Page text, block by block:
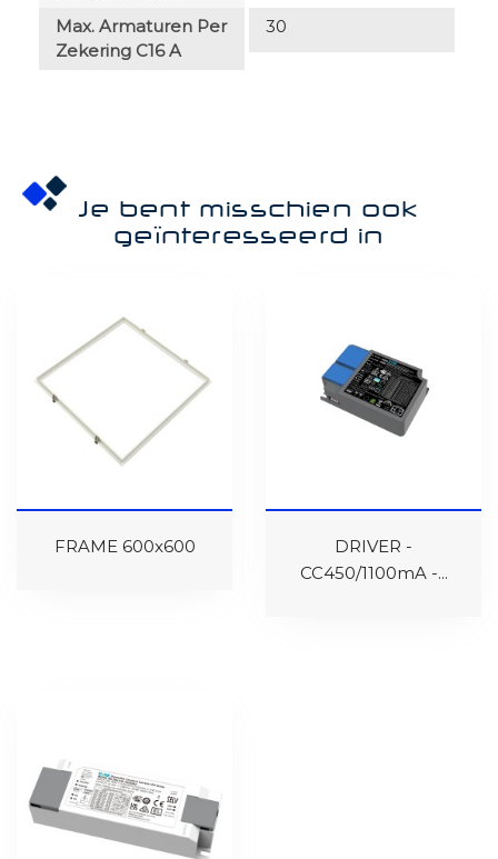
Max. Armaturen Per
Zekering C16 A
30
Je bent misschien ook
geïnteresseerd in
FRAME 600x600
DRIVER -
CC450/1100mA -...